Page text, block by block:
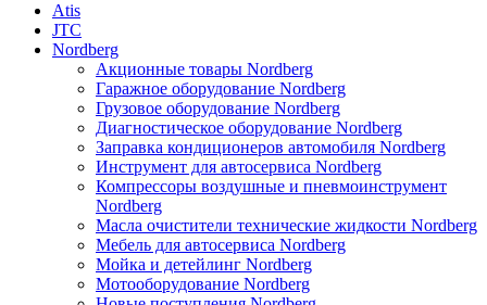
Atis
JTC
Nordberg
Акционные товары Nordberg
Гаражное оборудование Nordberg
Грузовое оборудование Nordberg
Диагностическое оборудование Nordberg
Заправка кондиционеров автомобиля Nordberg
Инструмент для автосервиса Nordberg
Компрессоры воздушные и пневмоинструмент
Nordberg
Масла очистители технические жидкости Nordberg
Мебель для автосервиса Nordberg
Мойка и детейлинг Nordberg
Мотооборудование Nordberg